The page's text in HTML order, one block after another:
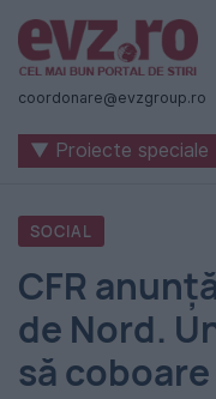
Știri
naționale
internaționale
România
-
Evenimentul
Zilei
coordonare@evzgroup.ro
▼ Proiecte speciale
SOCIAL
CFR
de Nord.
să